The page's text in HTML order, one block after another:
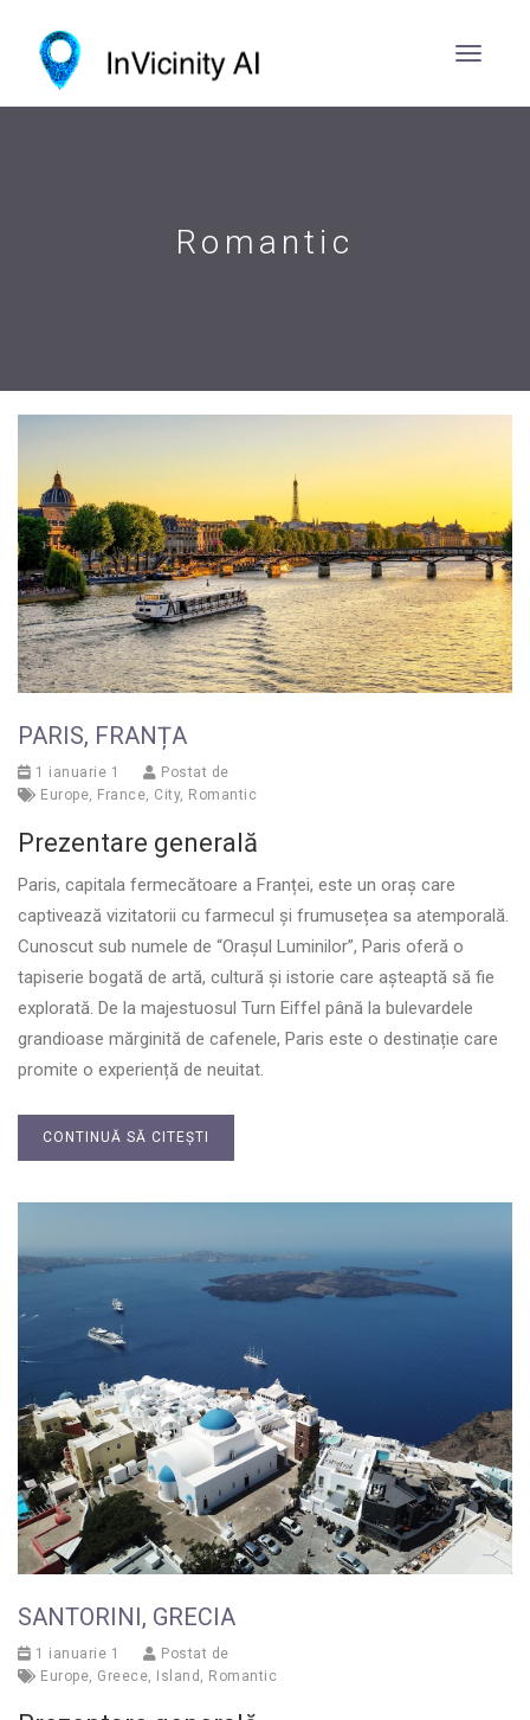
Romantic
PARIS, FRANȚA
1 ianuarie 1
Postat de
Europe, France, City, Romantic
Prezentare generală
Paris, capitala fermecătoare a Franței, este un oraș care
captivează vizitatorii cu farmecul și frumusețea sa atemporală.
Cunoscut sub numele de “Orașul Luminilor”, Paris oferă o
tapiserie bogată de artă, cultură și istorie care așteaptă să fie
explorată. De la majestuosul Turn Eiffel până la bulevardele
grandioase mărginită de cafenele, Paris este o destinație care
promite o experiență de neuitat.
CONTINUĂ SĂ CITEȘTI
SANTORINI, GRECIA
1 ianuarie 1
Postat de
Europe Greece Island Romantic